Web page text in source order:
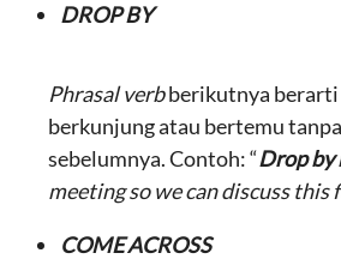
DROP BY
Phrasal verbberikutnya
berkunjung atau bertemu
sebelumnya. Contoh: “Drop by
meeting so we can discuss this
COME ACROSS